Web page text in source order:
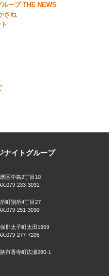
ープ THE NEWS
さね
ナイトグループ
区中島2丁目10
233-3031
町別所4丁目27
251-3030
郡太子町太田1959
277-7205
市香寺町広瀬280-1